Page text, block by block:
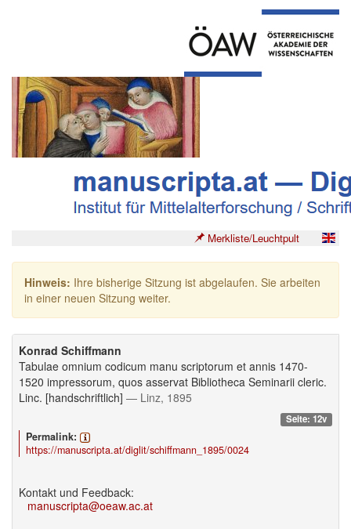
Merkliste/Leuchtpult
Hinweis: Ihre bisherige Sitzung ist abgelaufen. Sie arbeiten
in einer neuen Sitzung weiter.
Konrad Schiffmann
Tabulae omnium codicum manu scriptorum et annis 1470-
1520 impressorum, quos asservat Bibliotheca Seminarii cleric.
Linc. [handschriftlich] — Linz, 1895
Seite: 12v
Permalink:
https://manuscripta.at/diglit/schiffmann_1895/0024
Kontakt und Feedback:
manuscripta@oeaw.ac.at